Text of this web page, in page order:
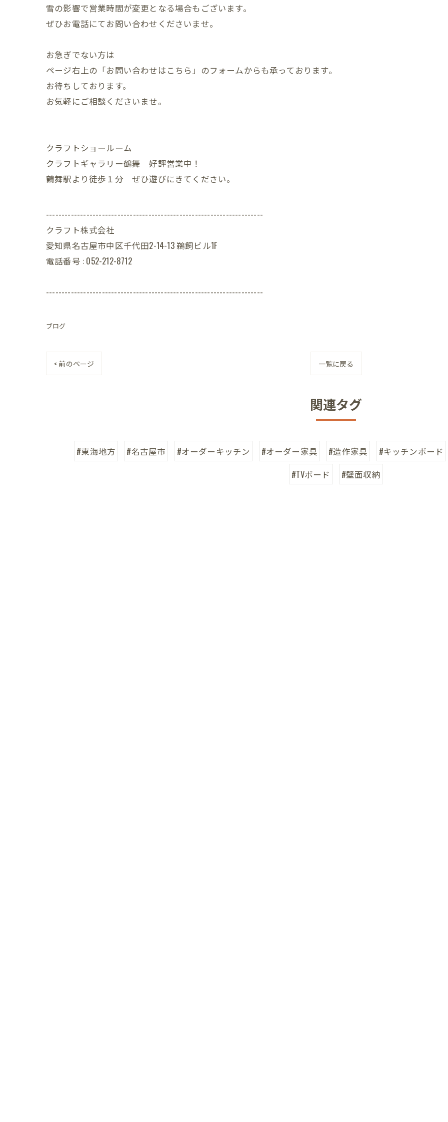
雪の影響で営業時間が変更となる場合もございます。
ぜひお電話にてお問い合わせくださいませ。
お急ぎでない方は
ページ右上の「お問い合わせはこちら」のフォームからも承っております。
お待ちしております。
お気軽にご相談くださいませ。
クラフトショールーム
クラフトギャラリー鶴舞 好評営業中！
鶴舞駅より徒歩１分 ぜひ遊びにきてください。
----------------------------------------------------------------------
クラフト株式会社
愛知県名古屋市中区千代田2-14-13 鵜飼ビル1F
電話番号 : 052-212-8712
----------------------------------------------------------------------
ブログ
< 前のページ 一覧に戻る
関連タグ
#東海地方 #名古屋市 #オーダーキッチン #オーダー家具 #造作家具 #キッチンボード
#TVボード
#壁面収納